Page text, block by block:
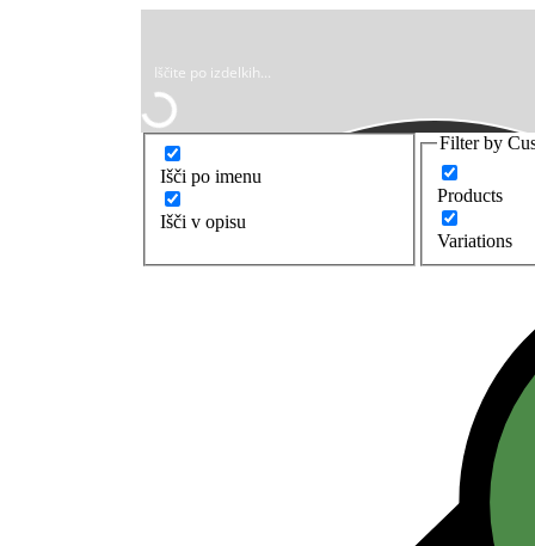
Išči po imenu
Išči v opisu
Filter by
Products
Variations